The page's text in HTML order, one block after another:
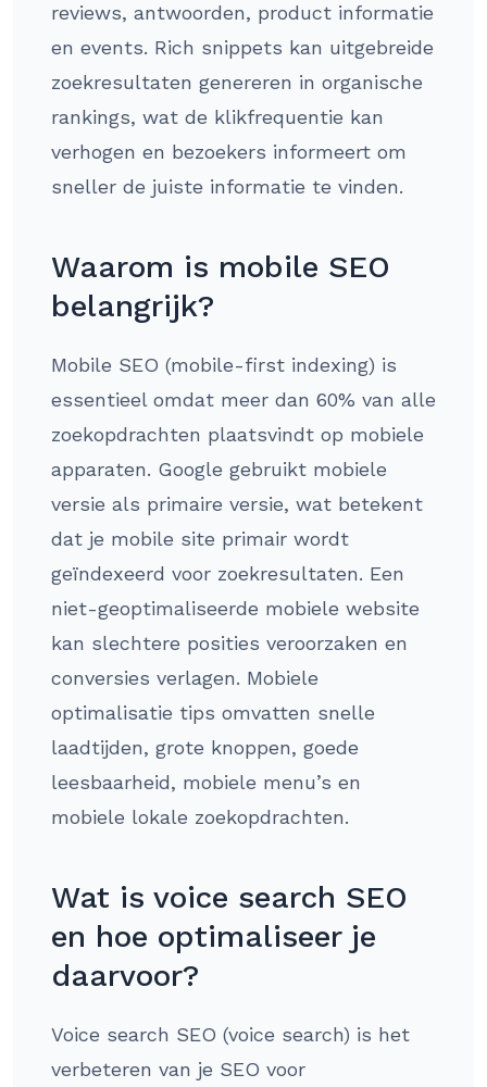
reviews, antwoorden, product informatie
en events. Rich snippets kan uitgebreide
zoekresultaten genereren in organische
rankings, wat de klikfrequentie kan
verhogen en bezoekers informeert om
sneller de juiste informatie te vinden.
Waarom is mobile SEO
belangrijk?
Mobile SEO (mobile-first indexing) is
essentieel omdat meer dan 60% van alle
zoekopdrachten plaatsvindt op mobiele
apparaten. Google gebruikt mobiele
versie als primaire versie, wat betekent
dat je mobile site primair wordt
geïndexeerd voor zoekresultaten. Een
niet-geoptimaliseerde mobiele website
kan slechtere posities veroorzaken en
conversies verlagen. Mobiele
optimalisatie tips omvatten snelle
laadtijden, grote knoppen, goede
leesbaarheid, mobiele menu’s en
mobiele lokale zoekopdrachten.
Wat is voice search SEO
en hoe optimaliseer je
daarvoor?
Voice search SEO (voice search) is het
verbeteren van je SEO voor